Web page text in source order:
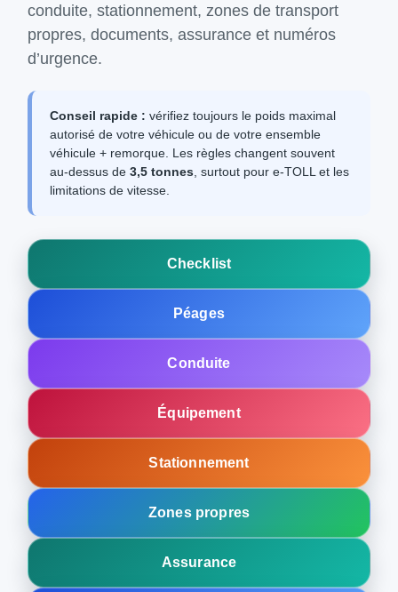
conduite, stationnement, zones de transport
propres, documents, assurance et numéros
d’urgence.
Conseil rapide : vérifiez toujours le poids maximal
autorisé de votre véhicule ou de votre ensemble
véhicule + remorque. Les règles changent souvent
au-dessus de 3,5 tonnes , surtout pour e‑TOLL et les
limitations de vitesse.
Checklist
Péages
Conduite
Équipement
Stationnement
Zones propres
Assurance